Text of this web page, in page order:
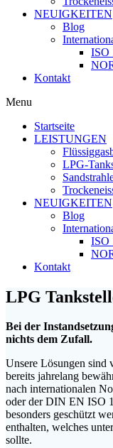
NEUIGKEITEN
Blog
ISO
Kon­takt
Menu
Start­sei­te
LEISTUNGEN
LPG-
NEUIGKEITEN
Blog
ISO
Kon­takt
LPG
Bei der
nichts dem Zufall.
Unse­re Lösun­gen sind
bereits jah­re­lang
nach inter­na­tio­na­len
oder der DIN EN ISO
beson­ders geschützt
ent­hal­ten, wel­ches
sollte.